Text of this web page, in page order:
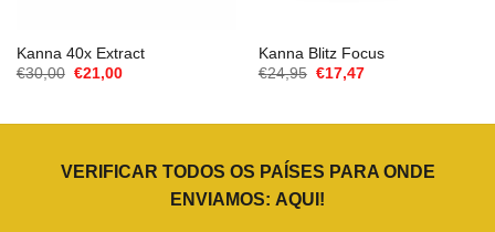
Kanna 40x Extract
€30,00 O
€21,00O
Kanna Blitz Focus
€24,95 O
€17,47O
VERIFICAR TODOS OS PAÍSES PARA ONDE
ENVIAMOS: AQUI !